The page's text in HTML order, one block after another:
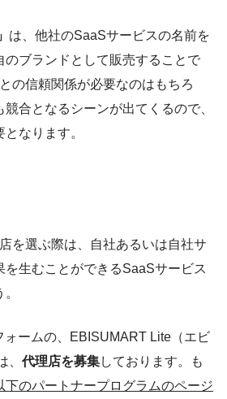
は、他社のSaaSサービスの名前を
のブランドとして販売することで
の信頼関係が必要なのはもちろ
合となるシーンが出てくるので、
なります。
を選ぶ際は、自社あるいは自社サ
を生むことができるSaaSサービス
ームの、EBISUMART Lite（エビ
、 代理店を募集しております。も
下のパートナープログラムのページ